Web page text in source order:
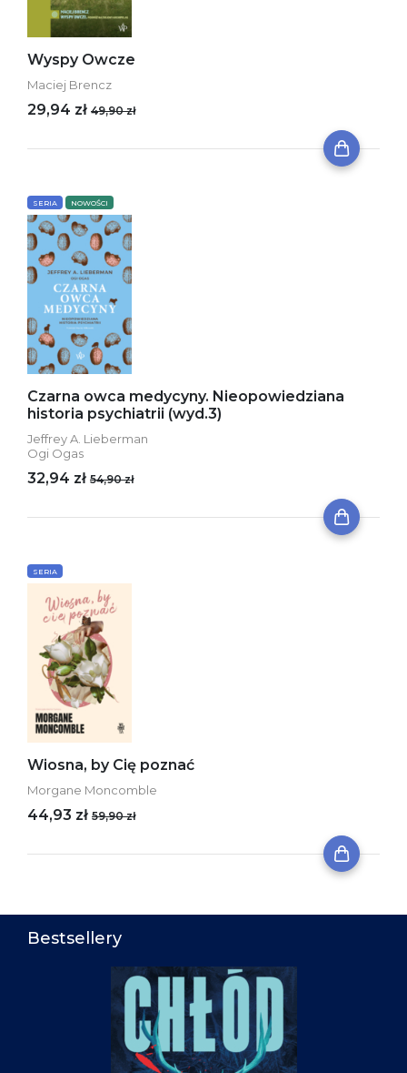
Wyspy Owcze
Maciej Brencz
29,94 zł 49,90 zł
SERIA NOWOŚCI
Czarna owca medycyny. Nieopowiedziana
historia psychiatrii (wyd.3)
Jeffrey A. Lieberman
Ogi Ogas
32,94 zł 54,90 zł
SERIA
Wiosna, by Cię poznać
Morgane Moncomble
44,93 zł 59,90 zł
Bestsellery